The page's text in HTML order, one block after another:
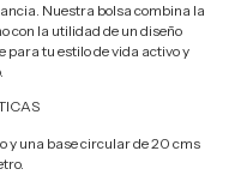
Nuestra bolsa combina la
con la utilidad de un diseño
para tu estilo de vida activo y
y una base circular de 20 cms